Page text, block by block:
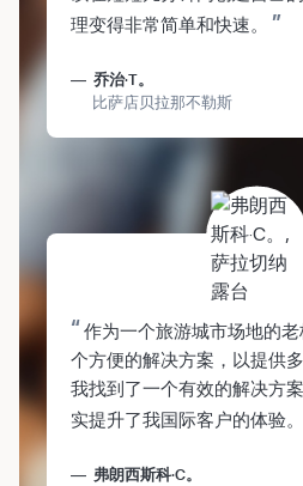
理变得非常简单和快速。
”
乔治·T。
比萨店贝拉那不勒斯
“作为一个旅游城市场地的
个方便的解决方案，以提供
我找到了一个有效的解决方
实提升了我国际客户的体验
弗朗西斯科·C。